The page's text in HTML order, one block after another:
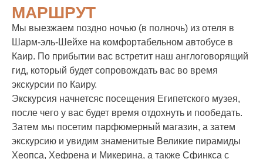
МАРШРУТ
Мы выезжаем поздно ночью (в полночь) из отеля в
Шарм-эль-Шейхе на комфортабельном автобусе в
Каир. По прибытии вас встретит наш англоговорящий
гид, который будет сопровождать вас во время
экскурсии по Каиру.
Экскурсия начнетсяс посещения Египетского музея,
после чего у вас будет время отдохнуть и пообедать.
Затем мы посетим парфюмерный магазин, а затем
экскурсию и увидим знаменитые Великие пирамиды
Хеопса, Хефрена и Микерина, а также Сфинкса с